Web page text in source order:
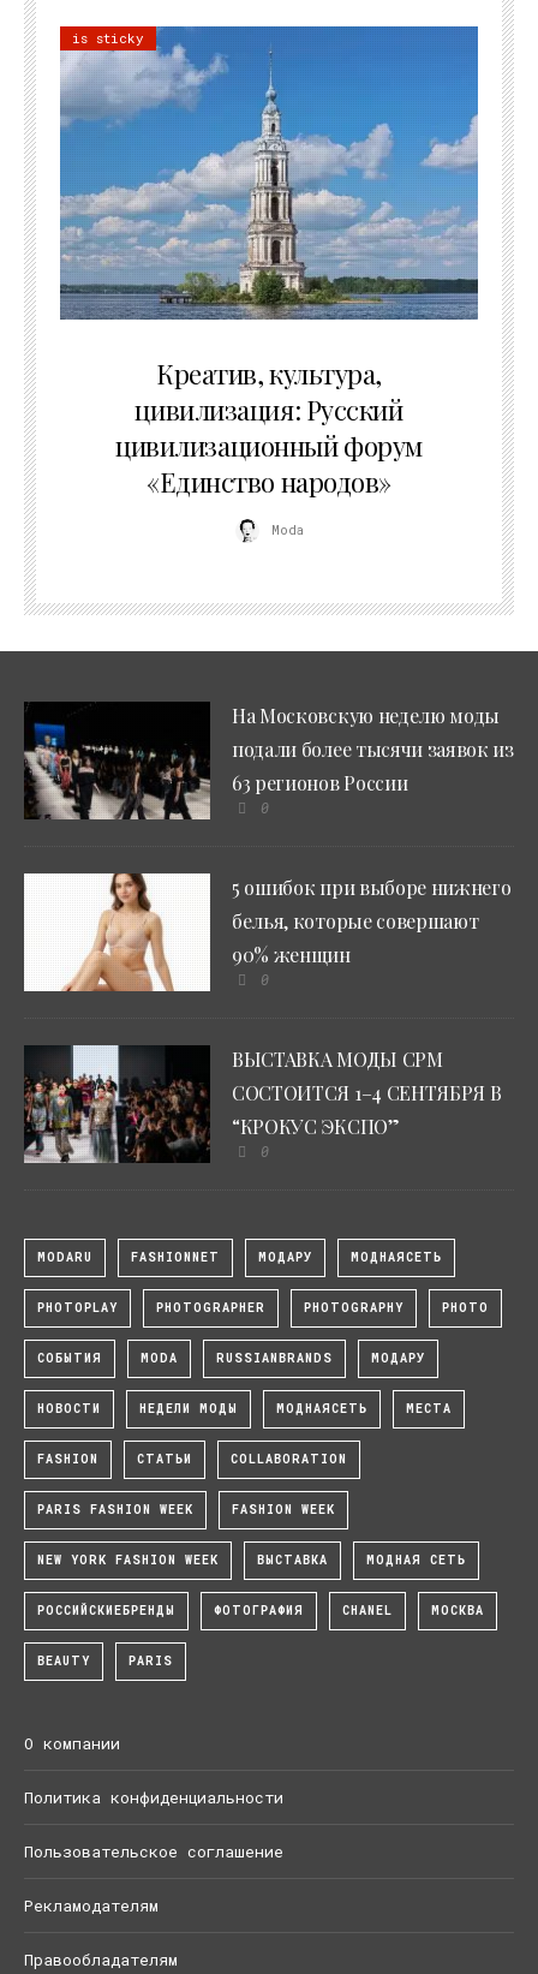
is sticky
Креатив, культура,
цивилизация: Русский
цивилизационный форум
«Единство народов»
Moda
На Московскую неделю моды
подали более тысячи заявок из
63 регионов России
0
5 ошибок при выборе нижнего
белья, которые совершают
90% женщин
0
ВЫСТАВКА МОДЫ CPM
СОСТОИТСЯ 1–4 СЕНТЯБРЯ В
“КРОКУС ЭКСПО”
0
MODARU FASHIONNET МОДАРУ МОДНАЯСЕТЬ
PHOTOPLAY PHOTOGRAPHER PHOTOGRAPHY PHOTO
СОБЫТИЯ MODA RUSSIANBRANDS МОДАРУ
НОВОСТИ НЕДЕЛИ МОДЫ МОДНАЯСЕТЬ МЕСТА
FASHION СТАТЬИ COLLABORATION
PARIS FASHION WEEK FASHION WEEK
NEW YORK FASHION WEEK ВЫСТАВКА МОДНАЯ СЕТЬ
РОССИЙСКИЕБРЕНДЫ ФОТОГРАФИЯ CHANEL МОСКВА
BEAUTY PARIS
О компании
Политика конфиденциальности
Пользовательское соглашение
Рекламодателям
Правообладателям